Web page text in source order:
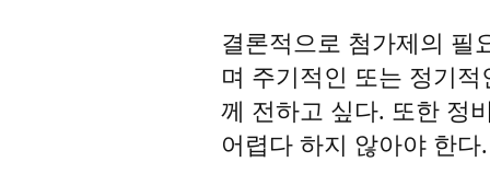
결론적으로 첨가제의 필
며 주기적인 또는 정기
께 전하고 싶다. 또한 정
어렵다 하지 않아야 한다.